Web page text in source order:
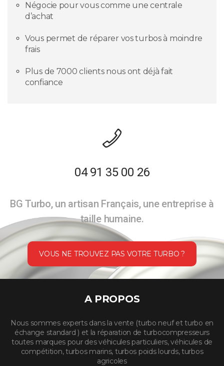
Négocie pour vous comme une centrale
d’achat
Vous permet de réparer vos turbos à moindre
frais
Plus de 7000 clients nous ont déjà fait
confiance
04 91 35 00 26
BG Turbo, un artisan Français, une entreprise à
taille humaine.
VOUS NE TROUVEZ PAS VOTRE TURBO ?
A PROPOS
Nous sommes experts dans la vente (turbo neuf et turbo en
échange standard ) et la réparation de turbocompresseurs
toutes marques pour des véhicules particuliers, véhicules de
compétition, turbos marins, turbos poids lourds, turbos
agricoles